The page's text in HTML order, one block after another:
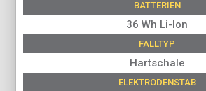
BATTERIEN
36 Wh Li-Ion
FALLTYP
Hartschale
ELEKTRODENSTAB